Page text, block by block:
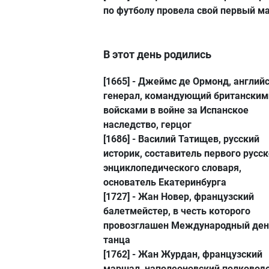
по футболу провела свой первый
В этот день родились
[1665] - Джеймс де Ормонд,
генерал, командующий
войсками в войне за Испанское
наследство, герцог
[1686] - Василий Татищев, русский
историк, составитель первого
энциклопедического словаря,
основатель Екатеринбурга
[1727] - Жан Новер, французский
балетмейстер, в честь которого
провозглашен Международный
танца
[1762] - Жан Журдан, французский